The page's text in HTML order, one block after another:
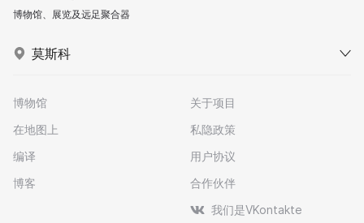
博物馆、展览及远足聚合器
莫斯科
博物馆
在地图上
编译
博客
关于项目
私隐政策
用户协议
合作伙伴
我们是VKontakte